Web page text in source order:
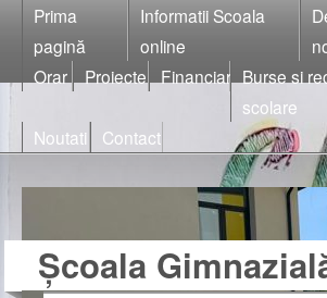
Prima
pagină
Informatii Scoala
online
Orar Proiecte Financiar Burse si
scolare
Noutati
Contact
Școala